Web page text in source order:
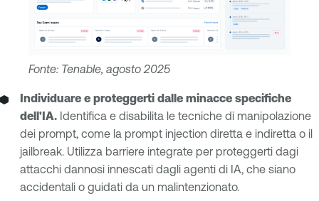
Fonte: Tenable, agosto 2025
Individuare e proteggerti dalle minacce specifiche
dell'IA. Identifica e disabilita le tecniche di manipolazione
dei prompt, come la prompt injection diretta e indiretta o il
jailbreak. Utilizza barriere integrate per proteggerti dagi
attacchi dannosi innescati dagli agenti di IA, che siano
accidentali o guidati da un malintenzionato.